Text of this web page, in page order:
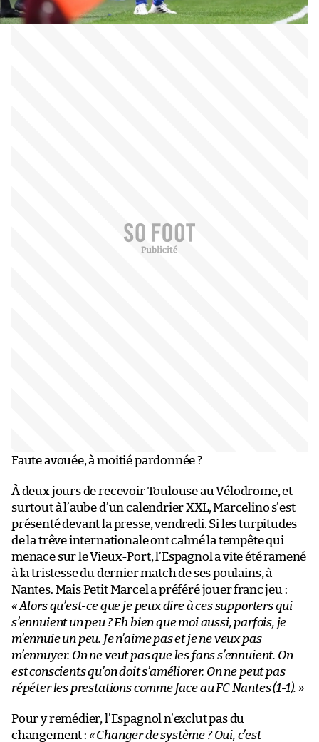
Faute avouée, à moitié pardonnée ?
À deux jours de recevoir Toulouse au Vélodrome, et
surtout à l’aube d’un calendrier XXL, Marcelino s’est
présenté devant la presse, vendredi. Si les turpitudes
de la trêve internationale ont calmé la tempête qui
menace sur le Vieux-Port, l’Espagnol a vite été ramené
à la tristesse du dernier match de ses poulains, à
Nantes. Mais Petit Marcel a préféré jouer franc jeu :
« Alors qu’est-ce que je peux dire à ces supporters qui
s’ennuient un peu ? Eh bien que moi aussi, parfois, je
m’ennuie un peu. Je n’aime pas et je ne veux pas
m’ennuyer. On ne veut pas que les fans s’ennuient. On
est conscients qu’on doit s’améliorer. On ne peut pas
répéter les prestations comme face au FC Nantes (1-1). »
Pour y remédier, l’Espagnol n’exclut pas du
changement : « Changer de système ? Oui, c’est